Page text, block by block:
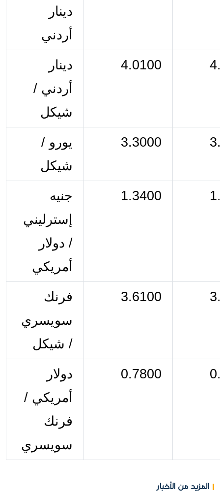
أردني
أردني /
شيكل
4.0100
يورو /
شيكل
3.3000
أمريكي
1.3400
/ شيكل
3.6100
أمريكي /
سويسري
0.7800
المزيد من الأخبار